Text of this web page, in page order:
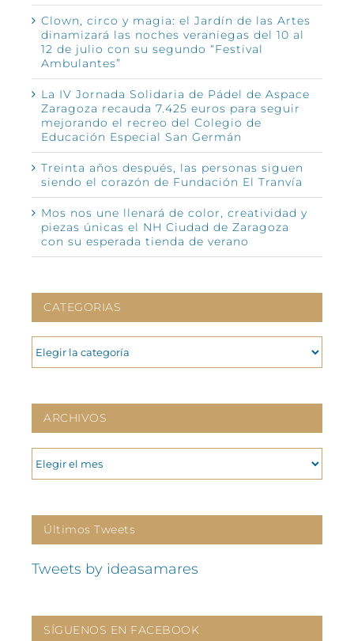
Clown, circo y magia: el Jardín de las Artes
dinamizará las noches veraniegas del 10 al
12 de julio con su segundo “Festival
Ambulantes”
La IV Jornada Solidaria de Pádel de Aspace
Zaragoza recauda 7.425 euros para seguir
mejorando el recreo del Colegio de
Educación Especial San Germán
Treinta años después, las personas siguen
siendo el corazón de Fundación El Tranvía
Mos nos une llenará de color, creatividad y
piezas únicas el NH Ciudad de Zaragoza
con su esperada tienda de verano
CATEGORIAS
CATEGORIAS
ARCHIVOS
ARCHIVOS
Últimos Tweets
Tweets by ideasamares
SÍGUENOS EN FACEBOOK